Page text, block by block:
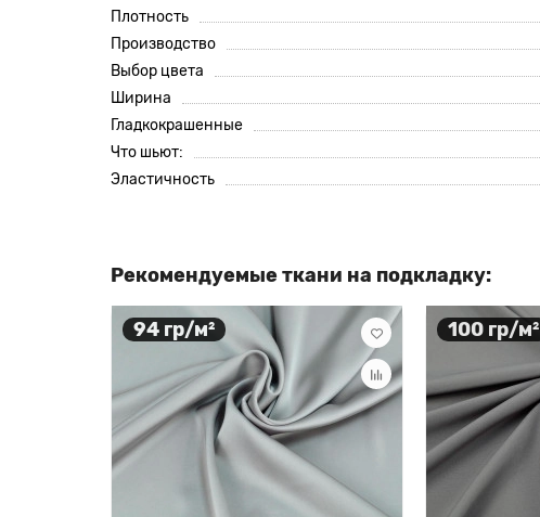
Плотность
Производство
Выбор цвета
Ширина
Гладкокрашенные
Что шьют:
Эластичность
Рекомендуемые ткани на подкладку:
94 гр/м² 100 гр/м²